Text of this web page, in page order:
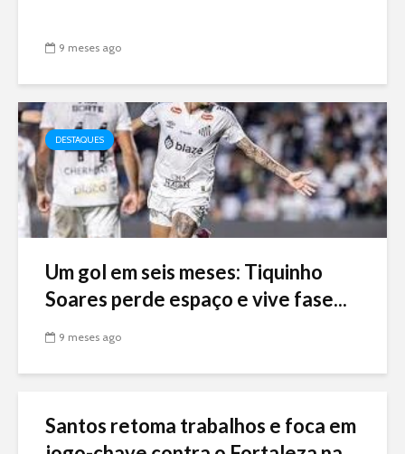
9 meses ago
DESTAQUES
Um gol em seis meses: Tiquinho
Soares perde espaço e vive fase...
9 meses ago
Santos retoma trabalhos e foca em